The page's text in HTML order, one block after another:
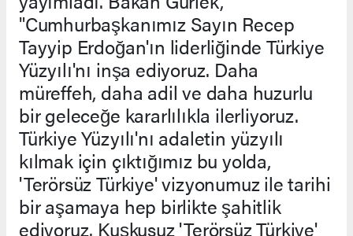
"Cumhurbaşkanımız Sayın Recep
Tayyip Erdoğan'ın liderliğinde Türkiye
Yüzyılı'nı inşa ediyoruz. Daha
müreffeh, daha adil ve daha huzurlu
bir geleceğe kararlılıkla ilerliyoruz.
Türkiye Yüzyılı'nı adaletin yüzyılı
kılmak için çıktığımız bu yolda,
'Terörsüz Türkiye' vizyonumuz ile tarihi
bir aşamaya hep birlikte şahitlik
ediyoruz. Kuşkusuz 'Terörsüz Türkiye'